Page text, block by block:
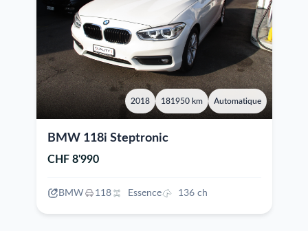
2018 181950 km Automatique
BMW 118i Steptronic
CHF 8'990
BMW 118 Essence 136 ch